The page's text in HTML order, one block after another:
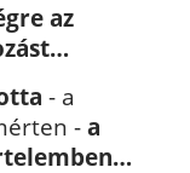
az
- a
- a